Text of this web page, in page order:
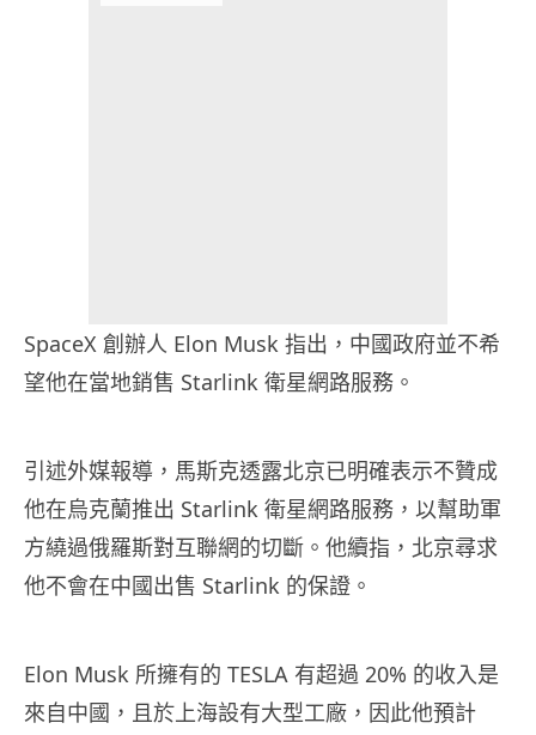
SpaceX 創辦人 Elon Musk 指出，中國政府並不希
望他在當地銷售 Starlink 衛星網路服務。
引述外媒報導，馬斯克透露北京已明確表示不贊成
他在烏克蘭推出 Starlink 衛星網路服務，以幫助軍
方繞過俄羅斯對互聯網的切斷。他續指，北京尋求
他不會在中國出售 Starlink 的保證。
Elon Musk 所擁有的 TESLA 有超過 20% 的收入是
來自中國，且於上海設有大型工廠，因此他預計